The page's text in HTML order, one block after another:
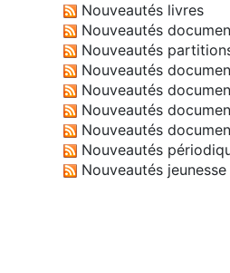
Nouveautés livres
Nouveautés
Nouveautés
Nouveautés
Nouveautés
Nouveautés
Nouveautés
Nouveautés
Nouveautés jeunesse